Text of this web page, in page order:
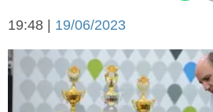
Arte y cultura
Economía y campo
Con el
Espacio
19:48 | 19/06/2023